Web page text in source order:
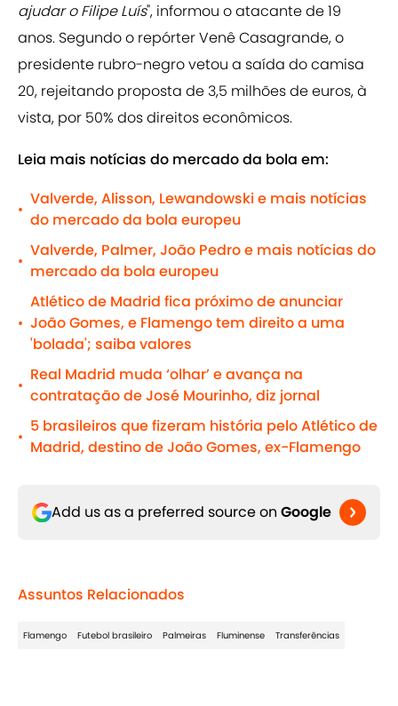
ajudar o Filipe Luís", informou o atacante de 19
anos. Segundo o repórter Venê Casagrande, o
presidente rubro-negro vetou a saída do camisa
20, rejeitando proposta de 3,5 milhões de euros, à
vista, por 50% dos direitos econômicos.
Leia mais notícias do mercado da bola em:
•
Valverde, Alisson, Lewandowski e mais notícias
do mercado da bola europeu
•
Valverde, Palmer, João Pedro e mais notícias do
mercado da bola europeu
•
Atlético de Madrid fica próximo de anunciar
João Gomes, e Flamengo tem direito a uma
'bolada'; saiba valores
•
Real Madrid muda ‘olhar’ e avança na
contratação de José Mourinho, diz jornal
•
5 brasileiros que fizeram história pelo Atlético de
Madrid, destino de João Gomes, ex-Flamengo
Add us as a preferred source on Google
Assuntos Relacionados
Flamengo Futebol brasileiro Palmeiras Fluminense Transferências